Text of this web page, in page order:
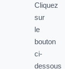
Cliquez
sur
le
bouton
ci-
dessous